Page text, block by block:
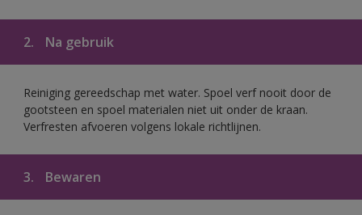
2. Na gebruik
Reiniging gereedschap met water. Spoel verf nooit door de
gootsteen en spoel materialen niet uit onder de kraan.
Verfresten afvoeren volgens lokale richtlijnen.
3. Bewaren